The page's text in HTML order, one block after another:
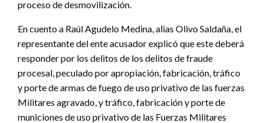
proceso de desmovilización.
En cuento a Raúl Agudelo Medina, alias Olivo Saldaña, el
representante del ente acusador explicó que este deberá
responder por los delitos de los delitos de fraude
procesal, peculado por apropiación, fabricación, tráfico
y porte de armas de fuego de uso privativo de las fuerzas
Militares agravado, y tráfico, fabricación y porte de
municiones de uso privativo de las Fuerzas Militares